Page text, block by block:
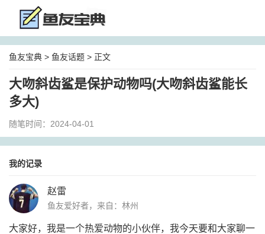
鱼友宝典 > 鱼友话题 > 正文
大吻斜齿鲨是保护动物吗(大吻斜齿鲨能长
多大)
随笔时间：2024-04-01
我的记录
赵雷
鱼友爱好者，来自：林州
大家好，我是一个热爱动物的小伙伴，我今天要和大家聊一